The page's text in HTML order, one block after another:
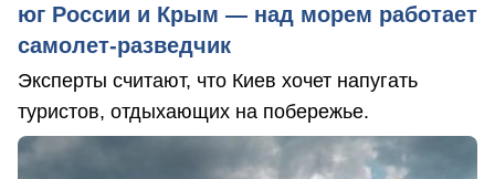
юг России и Крым — над морем работает
самолет-разведчик
Эксперты считают, что Киев хочет напугать
туристов, отдыхающих на побережье.